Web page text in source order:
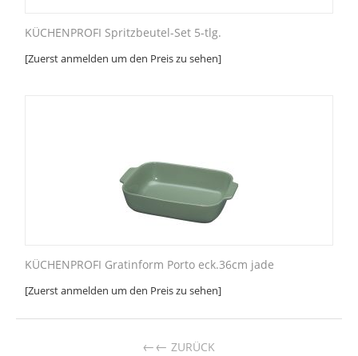
KÜCHENPROFI Spritzbeutel-Set 5-tlg.
[Zuerst anmelden um den Preis zu sehen]
KÜCHENPROFI Gratinform Porto eck.36cm jade
[Zuerst anmelden um den Preis zu sehen]
← ZURÜCK